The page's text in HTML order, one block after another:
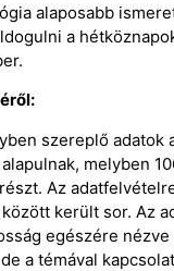
alaposabb
a
szereplő adatok
melyben
Az
került sor. Az
egészére nézve
a témával